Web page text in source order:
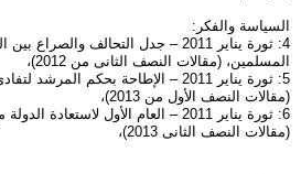
السياسة والفكر:
4: ثورة يناير 2011 – جدل التحالف
المسلمين، (مقالات النصف الثانى من 2012)،
5: ثورة يناير 2011 – الإطاحة بحكم
(مقالات النصف الأول من 2013)،
6: ثورة يناير 2011 – العام الأول
(مقالات النصف الثانى 2013)،